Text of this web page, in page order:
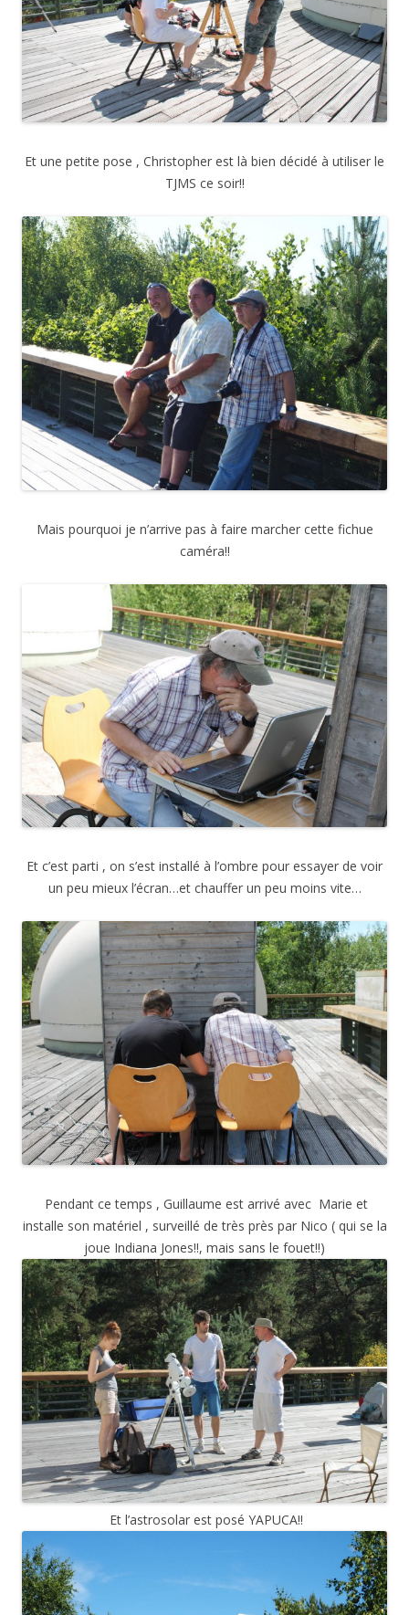
Et une petite pose , Christopher est là bien décidé à utiliser le
TJMS ce soir!!
Mais pourquoi je n’arrive pas à faire marcher cette fichue
caméra!!
Et c’est parti , on s’est installé à l’ombre pour essayer de voir
un peu mieux l’écran…et chauffer un peu moins vite…
Pendant ce temps , Guillaume est arrivé avec Marie et
installe son matériel , surveillé de très près par Nico ( qui se la
joue Indiana Jones!!, mais sans le fouet!!)
Et l’astrosolar est posé YAPUCA!!